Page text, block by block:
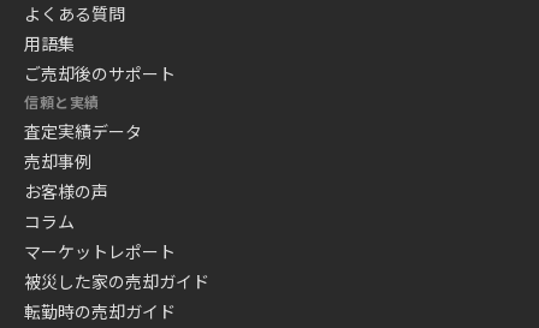
よくある質問
用語集
ご売却後のサポート
信頼と実績
査定実績データ
売却事例
お客様の声
コラム
マーケットレポート
被災した家の売却ガイド
転勤時の売却ガイド